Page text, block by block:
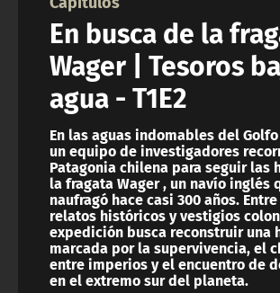
CORPORATIVO Y TRANSPARENCIA
CANAL DE DENUNCIAS
ÁREA DE PROYECTOS
En busca de la
Wager | Tesoros
agua - T1E2
En las aguas indomables del
un equipo de investigadores
Patagonia chilena para seguir las
la fragata Wager , un navío inglés
naufragó hace casi 300 años.
relatos históricos y vestigios
expedición busca reconstruir una
marcada por la supervivencia, el
entre imperios y el encuentro de
en el extremo sur del planeta.